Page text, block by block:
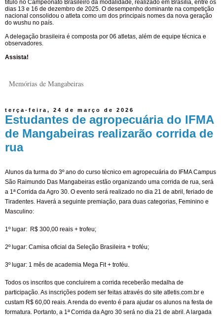
título no Campeonato Brasileiro da modalidade, realizado em Brasília, entre os
dias 13 e 16 de dezembro de 2025. O desempenho dominante na competição
nacional consolidou o atleta como um dos principais nomes da nova geração
do wushu no país.
A delegação brasileira é composta por 06 atletas, além de equipe técnica e
observadores.
Assista!
Memórias de Mangabeiras
terça-feira, 24 de março de 2026
Estudantes de agropecuária do IFMA
de Mangabeiras realizarão corrida de
rua
Alunos da turma do 3º ano do curso técnico em agropecuária do IFMA Campus
São Raimundo Das Mangabeiras estão organizando uma corrida de rua, será
a 1ª Corrida da Agro 30. O evento será realizado no dia 21 de abril, feriado de
Tiradentes. Haverá a seguinte premiação, para duas categorias, Feminino e
Masculino:
1º lugar: R$ 300,00 reais + trofeu;
2º lugar: Camisa oficial da Seleção Brasileira + troféu;
3º lugar: 1 mês de academia Mega Fit + troféu.
Todos os inscritos que concluirem a corrida receberão medalha de
participação. As inscrições podem ser feitas através do site atletis.com.br e
custam R$ 60,00 reais. A renda do evento é para ajudar os alunos na festa de
formatura. Portanto, a 1ª Corrida da Agro 30 será no dia 21 de abril. A largada